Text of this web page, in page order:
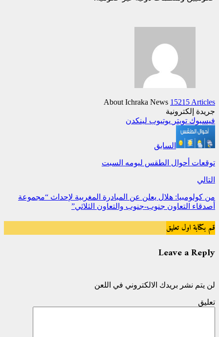
About Ichraka News 15215 Articles
جريدة إلكترونية
فيسبوك تويتر يوتيوب لينكدن
السابق
توقعات أحوال الطقس ليومه السبت
التالي
من كولومبيا: هلال يعلن عن المبادرة المغربية لإحداث “مجموعة
أصدقاء التعاون جنوب-جنوب والتعاون الثلاثي”
قم بكتابة اول تعليق
Leave a Reply
لن يتم نشر بريدك الالكتروني في اللعن
تعليق